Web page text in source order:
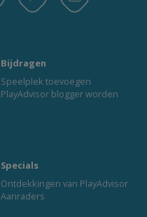
Bijdragen
Speelplek toevoegen
PlayAdvisor blogger worden
Specials
Ontdekkingen van PlayAdvisor
Aanraders